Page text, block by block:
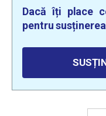
Dacă îți place
pentru